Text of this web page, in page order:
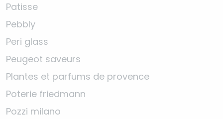
Patisse
Pebbly
Peri glass
Peugeot saveurs
Plantes et parfums de provence
Poterie friedmann
Pozzi milano